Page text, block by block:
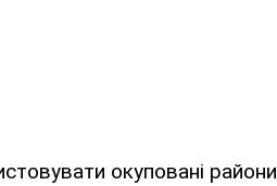
окуповані райони